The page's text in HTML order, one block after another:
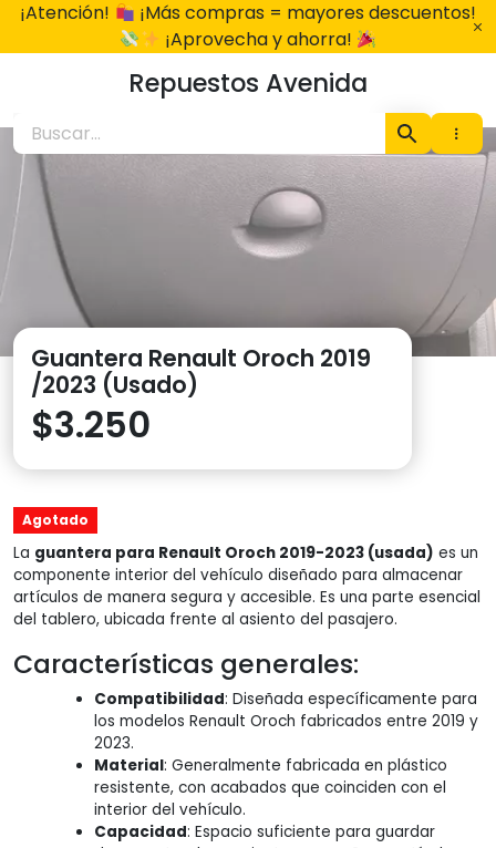
¡Atención!
¡Más compras = mayores descuentos!
¡Aprovecha y ahorra!
Repuestos Avenida
Guantera Renault Oroch 2019
/2023 (Usado)
$3.250
Agotado
La guantera para Renault Oroch 2019-2023 (usada) es un
componente interior del vehículo diseñado para almacenar
artículos de manera segura y accesible. Es una parte esencial
del tablero, ubicada frente al asiento del pasajero.
Características generales:
Compatibilidad: Diseñada específicamente para
los modelos Renault Oroch fabricados entre 2019 y
2023.
Material: Generalmente fabricada en plástico
resistente, con acabados que coinciden con el
interior del vehículo.
Capacidad: Espacio suficiente para guardar